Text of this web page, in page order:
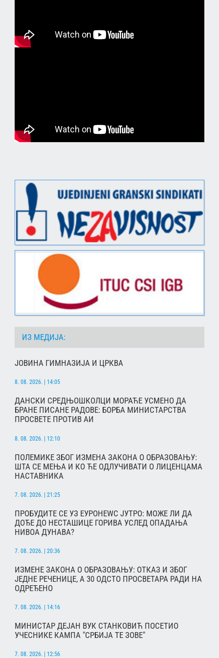
ИЗ МЕДИЈА:
ЈОВИНА ГИМНАЗИЈА И ЦРКВА
8. 08. 2026. | 14:05
ДАНСКИ СРЕДЊОШКОЛЦИ МОРАЋЕ УСМЕНО ДА
БРАНЕ ПИСАНЕ РАДОВЕ: БОРБА МИНИСТАРСТВА
ПРОСВЕТЕ ПРОТИВ АИ
8. 08. 2026. | 12:10
ПОЛЕМИКЕ ЗБОГ ИЗМЕНА ЗАКОНА О ОБРАЗОВАЊУ:
ШТА СЕ МЕЊА И КО ЋЕ ОДЛУЧИВАТИ О ЛИЦЕНЦАМА
НАСТАВНИКА
7. 08. 2026. | 21:25
ПРОБУДИТЕ СЕ УЗ ЕУРОНЕWС ЈУТРО: МОЖЕ ЛИ ДА
ДОЂЕ ДО НЕСТАШИЦЕ ГОРИВА УСЛЕД ОПАДАЊА
НИВОА ДУНАВА?
7. 08. 2026. | 20:36
ИЗМЕНЕ ЗАКОНА О ОБРАЗОВАЊУ: ОТКАЗ И ЗБОГ
ЈЕДНЕ РЕЧЕНИЦЕ, А 30 ОДСТО ПРОСВЕТАРА РАДИ НА
ОДРЕЂЕНО
7. 08. 2026. | 14:16
МИНИСТАР ДЕЈАН ВУК СТАНКОВИЋ ПОСЕТИО
УЧЕСНИКЕ КАМПА "СРБИЈА ТЕ ЗОВЕ"
7. 08. 2026. | 12:56